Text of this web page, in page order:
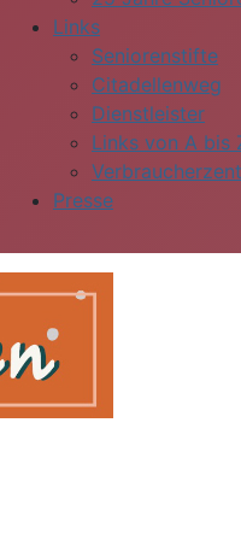
Links
Seniorenstifte
Citadellenweg
Dienstleister
Links von A bis
Presse